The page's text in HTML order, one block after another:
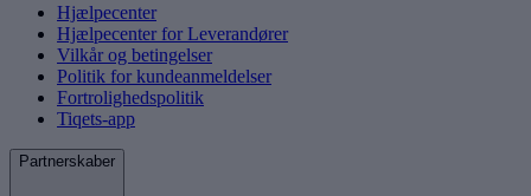
Hjælpecenter
Hjælpecenter for Leverandører
Vilkår og betingelser
Politik for kundeanmeldelser
Fortrolighedspolitik
Tiqets-app
Partnerskaber